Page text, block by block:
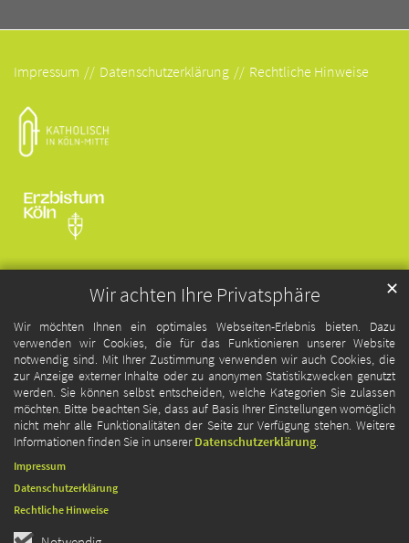
Wir achten Ihre Privatsphäre
Wir möchten Ihnen ein optimales Webseiten-Erlebnis bieten. Dazu
verwenden wir Cookies, die für das Funktionieren unserer Website
notwendig sind. Mit Ihrer Zustimmung verwenden wir auch Cookies, die
zur Anzeige externer Inhalte oder zu anonymen Statistikzwecken genutzt
werden. Sie können selbst entscheiden, welche Kategorien Sie zulassen
möchten. Bitte beachten Sie, dass auf Basis Ihrer Einstellungen womöglich
nicht mehr alle Funktionalitäten der Seite zur Verfügung stehen. Weitere
Informationen finden Sie in unsererDatenschutzerklärung.
✕
Impressum
Datenschutzerklärung
Rechtliche Hinweise
Impressum Datenschutzerklärung Rechtliche Hinweise